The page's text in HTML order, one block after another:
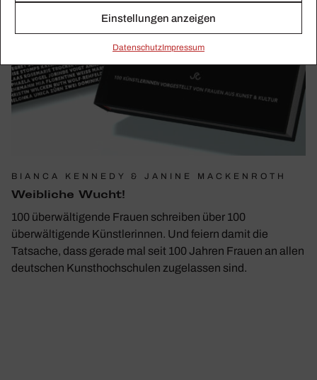
Einstellungen anzeigen
Daten­schutzImpressum
BIANCA KENNEDY & JANINE MACKENROTH
Weib­liche Wucht!
100 überwältigende Frauen schreiben über 100
überwältigende Künstlerinnen. Und feiern damit die
Tatsache, dass gerade mal seit 100 Jahren Frauen an allen
deutschen Kunsthochschulen zugelassen sind.